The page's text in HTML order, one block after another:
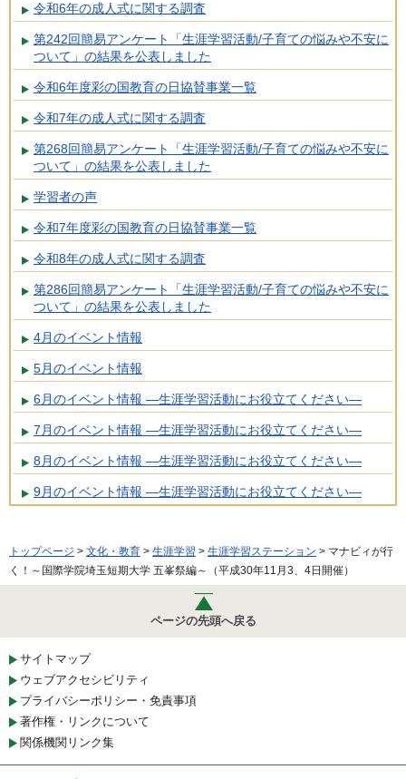
令和6年の成人式に関する調査
第242回簡易アンケート「生涯学習活動/子育ての悩みや不安に
ついて」の結果を公表しました
令和6年度彩の国教育の日協賛事業一覧
令和7年の成人式に関する調査
第268回簡易アンケート「生涯学習活動/子育ての悩みや不安に
ついて」の結果を公表しました
学習者の声
令和7年度彩の国教育の日協賛事業一覧
令和8年の成人式に関する調査
第286回簡易アンケート「生涯学習活動/子育ての悩みや不安に
ついて」の結果を公表しました
4月のイベント情報
5月のイベント情報
6月のイベント情報 ―生涯学習活動にお役立てください―
7月のイベント情報 ―生涯学習活動にお役立てください―
8月のイベント情報 ―生涯学習活動にお役立てください―
9月のイベント情報 ―生涯学習活動にお役立てください―
トップページ > 文化・教育 > 生涯学習 > 生涯学習ステーション > マナビィが行
く！～国際学院埼玉短期大学 五峯祭編～（平成30年11月3、4日開催）
ページの先頭へ戻る
サイトマップ
ウェブアクセシビリティ
プライバシーポリシー・免責事項
著作権・リンクについて
関係機関リンク集